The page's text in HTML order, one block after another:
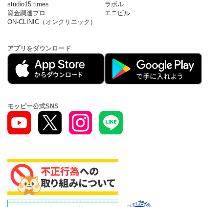
studio15 times
ラボル
資金調達プロ
エニピル
ON-CLINIC（オンクリニック）
アプリをダウンロード
モッピー公式SNS